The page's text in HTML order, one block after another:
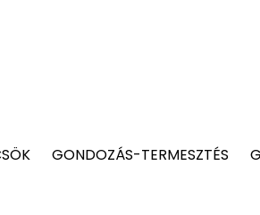
GONDOZÁS-TERMESZTÉS